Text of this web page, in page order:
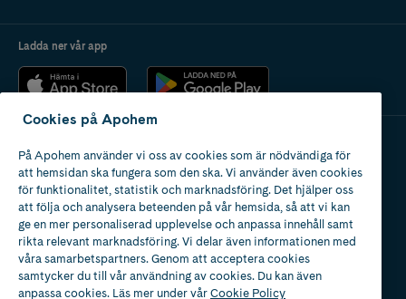
Ladda ner vår app
Apotek med tillstånd
av Läkemedelsverket
Cookies på Apohem
På Apohem använder vi oss av cookies som är nödvändiga för
att hemsidan ska fungera som den ska. Vi använder även cookies
för funktionalitet, statistik och marknadsföring. Det hjälper oss
att följa och analysera beteenden på vår hemsida, så att vi kan
ge en mer personaliserad upplevelse och anpassa innehåll samt
rikta relevant marknadsföring. Vi delar även informationen med
våra samarbetspartners. Genom att acceptera cookies
samtycker du till vår användning av cookies. Du kan även
anpassa cookies. Läs mer under vårCookie Policy